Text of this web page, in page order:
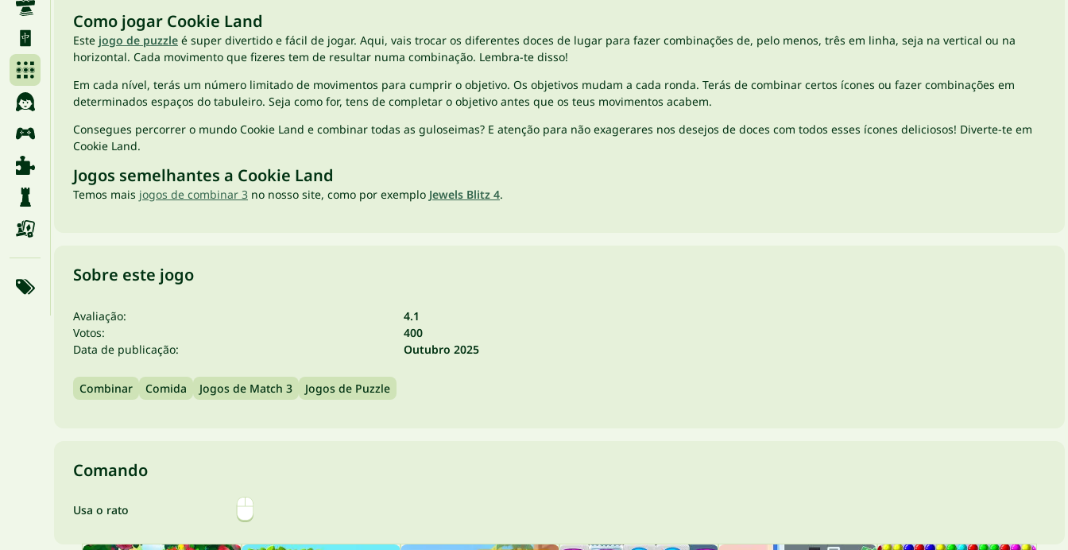
Como jogar Cookie Land
Este jogo de puzzle é super divertido e fácil de jogar. Aqui, vais trocar os diferentes doces de lugar para fazer combinações de, pelo menos, três em linha, seja na vertical ou na
horizontal. Cada movimento que fizeres tem de resultar numa combinação. Lembra-te disso!
Em cada nível, terás um número limitado de movimentos para cumprir o objetivo. Os objetivos mudam a cada ronda. Terás de combinar certos ícones ou fazer combinações em
determinados espaços do tabuleiro. Seja como for, tens de completar o objetivo antes que os teus movimentos acabem.
Consegues percorrer o mundo Cookie Land e combinar todas as guloseimas? E atenção para não exagerares nos desejos de doces com todos esses ícones deliciosos! Diverte-te em
Cookie Land.
Jogos semelhantes a Cookie Land
Temos mais jogos de combinar 3 no nosso site, como por exemplo Jewels Blitz 4.
Sobre este jogo
Avaliação:
4.1
Votos:
400
Data de publicação:
Outubro 2025
Combinar Comida Jogos de Match 3 Jogos de Puzzle
Comando
Usa o rato